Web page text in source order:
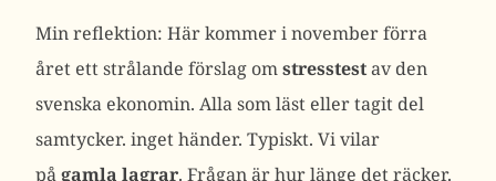
Min reflektion: Här kommer i november förra
året ett strålande förslag omstresstestav den
svenska ekonomin. Alla som läst eller tagit del
samtycker. inget händer. Typiskt. Vi vilar
pågamla lagrar. Frågan är hur länge det räcker.